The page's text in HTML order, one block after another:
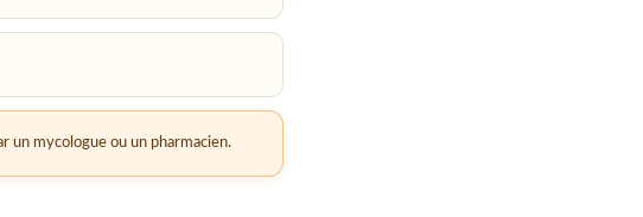
un mycologue ou un pharmacien.